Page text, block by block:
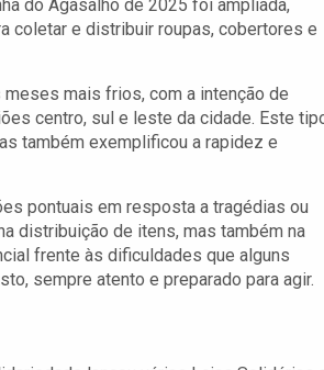
do Agasalho de 2025 foi ampliada,
coletar e distribuir roupas, cobertores e
mais frios, com a intenção de
centro, sul e leste da cidade. Este
também exemplificou a rapidez e
pontuais em resposta a tragédias ou
distribuição de itens, mas também na
frente às dificuldades que alguns
sempre atento e preparado para agir.